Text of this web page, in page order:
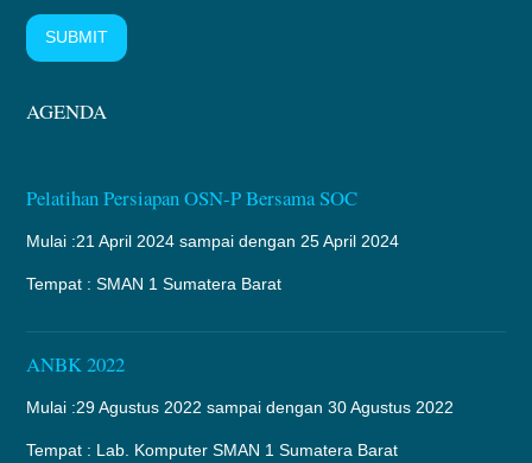
SUBMIT
AGENDA
Pelatihan Persiapan OSN-P Bersama SOC
Mulai :21 April 2024 sampai dengan 25 April 2024
Tempat : SMAN 1 Sumatera Barat
ANBK 2022
Mulai :29 Agustus 2022 sampai dengan 30 Agustus 2022
Tempat : Lab. Komputer SMAN 1 Sumatera Barat